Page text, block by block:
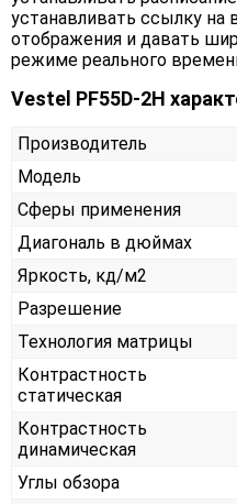
устанавливать ссылку на
отображения и давать
режиме реального
Vestel PF55D-2H
Производитель
Модель
Сферы применения
Диагональ в дюймах
Яркость, кд/м2
Разрешение
Технология матрицы
Контрастность
статическая
Контрастность
динамическая
Углы обзора